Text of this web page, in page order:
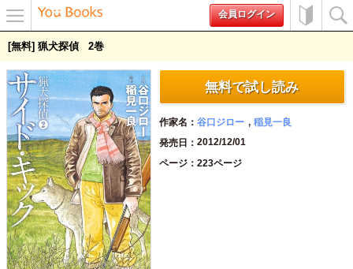
ー
会員ログイン
[無料] 猟犬探偵 2
無料で試し読み
作家名 谷口ジロー
稲見一良
発売日
2012/12/01
ページ
223ページ